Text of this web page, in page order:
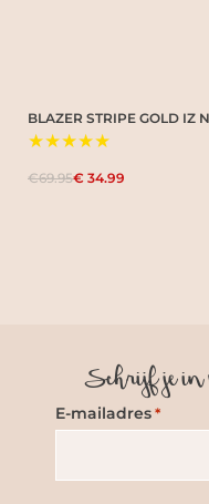
BLAZER STRIPE GOLD IZ
★★★★★
€69.95€ 34.99
Schrijf je in
E-mailadres *